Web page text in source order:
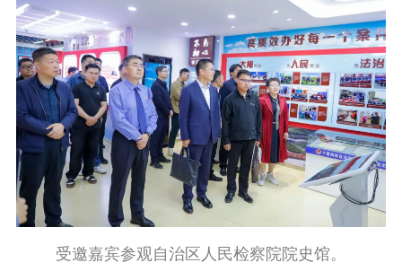
受邀嘉宾参观自治区人民检察院院史馆。